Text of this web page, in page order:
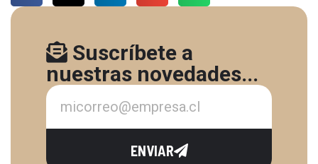
Suscríbete a
nuestras novedades...
ENVIAR